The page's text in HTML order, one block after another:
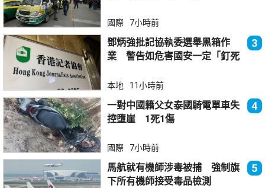
國際 7小時前
鄧炳強批記協執委選舉黑箱作
業 警告如危害國安一定「釘死
3
本地 11小時前
一對中國籍父女泰國騎電單車失
控墮崖 1死1傷
4
國際 7小時前
馬航就有機師涉毒被捕 強制旗
下所有機師接受毒品檢測
5